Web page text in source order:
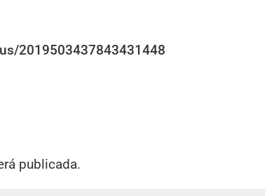
2019503437843431448
publicada.